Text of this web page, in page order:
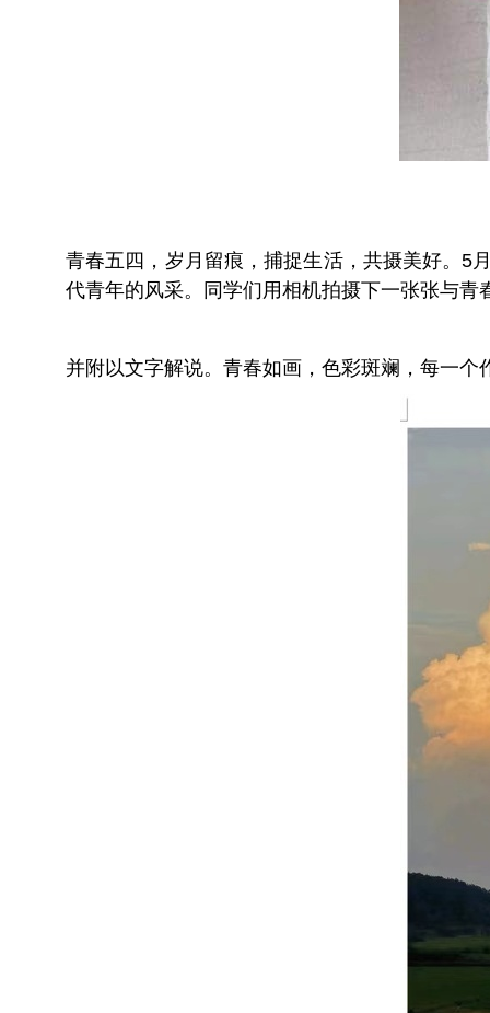
青春五四，岁月留痕，捕捉生活，共摄美好。5
代青年的风采。同学们用相机拍摄下一张张与青
并附以文字解说。青春如画，色彩斑斓，每一